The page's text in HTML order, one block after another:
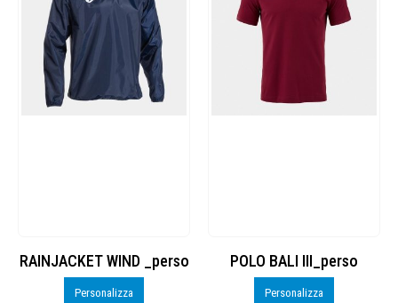
RAINJACKET WIND _perso
Personalizza
POLO BALI III_perso
Personalizza